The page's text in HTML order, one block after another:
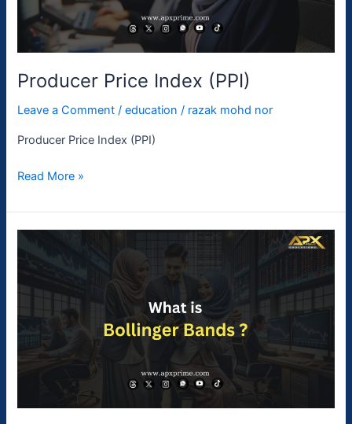
Producer Price Index (PPI)
Leave a Comment /education / razak mohd nor
Producer Price Index (PPI)
Read More »